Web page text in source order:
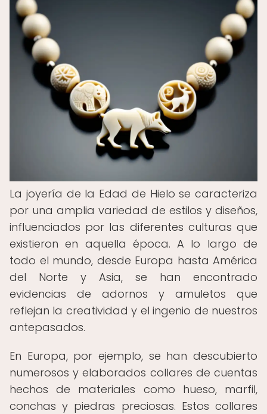
La joyería de la Edad de Hielo se caracteriza
por una amplia variedad de estilos y diseños,
influenciados por las diferentes culturas que
existieron en aquella época. A lo largo de
todo el mundo, desde Europa hasta América
del Norte y Asia, se han encontrado
evidencias de adornos y amuletos que
reflejan la creatividad y el ingenio de nuestros
antepasados.
En Europa, por ejemplo, se han descubierto
numerosos y elaborados collares de cuentas
hechos de materiales como hueso, marfil,
conchas y piedras preciosas. Estos collares